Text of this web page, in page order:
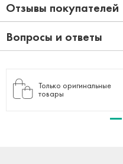
Отзывы покупателей
Вопросы и ответы
Только оригинальные
товары